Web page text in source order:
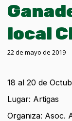
local
22 de mayo de 2019
18 al 20 de
Lugar: Artigas
Organiza: Asoc.